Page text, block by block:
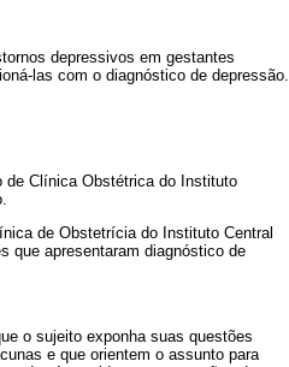
depressivos em gestantes
las com o diagnóstico de depressão.
de Clínica Obstétrica do Instituto
de Obstetrícia do Instituto Central
que apresentaram diagnóstico de
o sujeito exponha suas questões
e que orientem o assunto para